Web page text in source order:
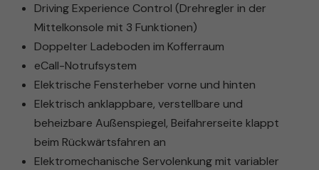
Driving Experience Control (Drehregler in der
Mittelkonsole mit 3 Funktionen)
Doppelter Ladeboden im Kofferraum
eCall-Notrufsystem
Elektrische Fensterheber vorne und hinten
Elektrisch anklappbare, verstellbare und
beheizbare Außenspiegel, Beifahrerseite klappt
beim Rückwärtsfahren an
Elektromechanische Servolenkung mit variabler